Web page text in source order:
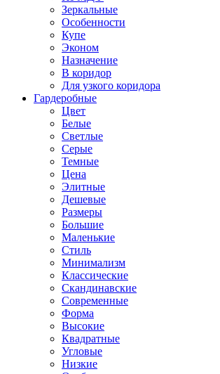
Зеркальные
Особенности
Купе
Эконом
Назначение
В коридор
Для узкого коридора
Гардеробные
Цвет
Белые
Светлые
Серые
Темные
Цена
Элитные
Дешевые
Размеры
Большие
Маленькие
Стиль
Минимализм
Классические
Скандинавские
Современные
Форма
Высокие
Квадратные
Угловые
Низкие